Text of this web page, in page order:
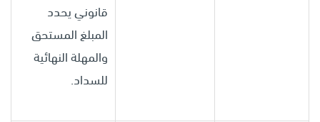
قانوني يحدد
المبلغ المستحق
والمهلة النهائية
للسداد.